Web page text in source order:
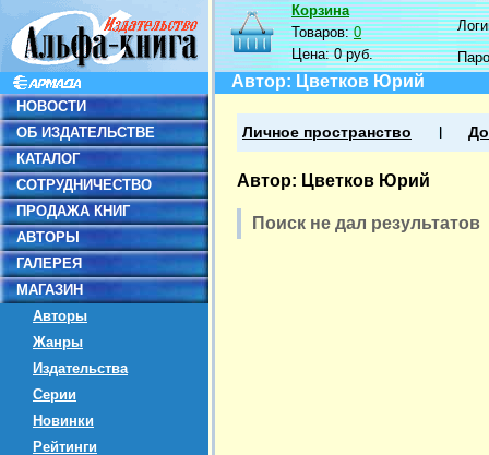
НОВОСТИ
ОБ ИЗДАТЕЛЬСТВЕ
КАТАЛОГ
СОТРУДНИЧЕСТВО
ПРОДАЖА КНИГ
АВТОРЫ
ГАЛЕРЕЯ
МАГАЗИН
Авторы
Жанры
Издательства
Серии
Новинки
Рейтинги
Корзина
Товаров:0
Цена:0 руб.
Автор: Цветков Юрий
Личное пространство
Автор: Цветков Юрий
Поиск не дал результатов